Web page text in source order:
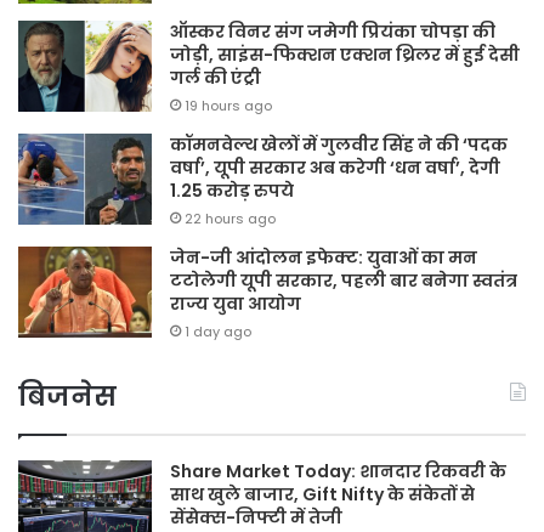
ऑस्कर विनर संग जमेगी प्रियंका चोपड़ा की
जोड़ी, साइंस-फिक्शन एक्शन थ्रिलर में हुई देसी
गर्ल की एंट्री
19 hours ago
कॉमनवेल्थ खेलों में गुलवीर सिंह ने की ‘पदक
वर्षा’, यूपी सरकार अब करेगी ‘धन वर्षा’, देगी
1.25 करोड़ रुपये
22 hours ago
जेन-जी आंदोलन इफेक्ट: युवाओं का मन
टटोलेगी यूपी सरकार, पहली बार बनेगा स्वतंत्र
राज्य युवा आयोग
1 day ago
बिजनेस
Share Market Today: शानदार रिकवरी के
साथ खुले बाजार, Gift Nifty के संकेतों से
सेंसेक्स-निफ्टी में तेजी